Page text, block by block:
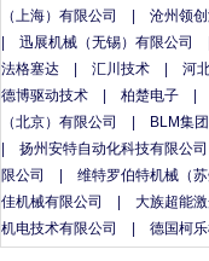
（上海）有限公司
| 沧州领
|
迅展机械（无锡）有限公司
法格塞达
| 汇川技术 | 河
德博驱动技术
| 柏楚电子 |
（北京）有限公司
| BLM集团
|
扬州安特自动化科技有限公司
限公司
| 维特罗伯特机械（
佳机械有限公司
| 大族超能
机电技术有限公司
| 德国柯